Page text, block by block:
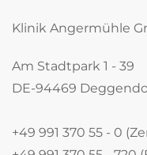
Klinik Angermühle
Am Stadtpark 1 - 39
DE-94469
+49 991 370 55 - 0